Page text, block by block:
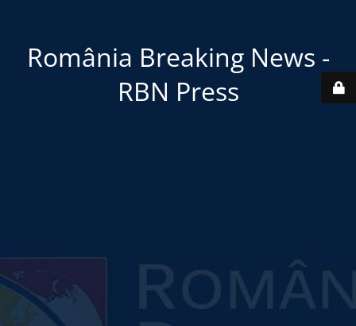
România Breaking News -
RBN Press